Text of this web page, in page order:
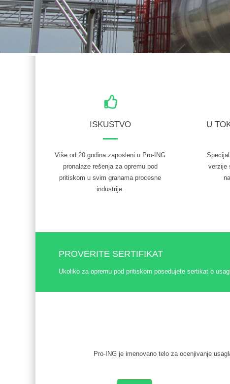
ISKUSTVO
Više od 20 godina zaposleni u Pro-ING
pronalaze rešenja za opremu pod
pritiskom u svim granama procesne
industrije.
U
verzije
PROVERITE SERTIFIKAT
Ukoliko za opremu pod pritiskom posedujete sertikat o
Pro-ING je imenovano telo za ocenjivanje